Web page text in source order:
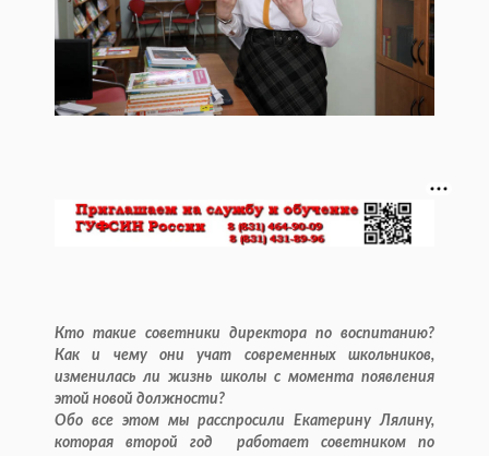
Кто такие советники директора по воспитанию?
Как и чему они учат современных школьников,
изменилась ли жизнь школы с момента появления
этой новой должности?
Обо все этом мы расспросили Екатерину Лялину,
которая второй год работает советником по